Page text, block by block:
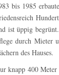
bis 1985
ist üppig
durch Mieter
des Hauses.
knapp 400 Meter